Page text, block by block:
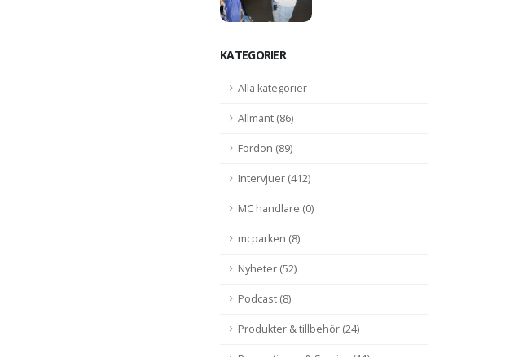
KATEGORIER
Alla kategorier
Allmänt (86)
Fordon (89)
Intervjuer (412)
MC handlare (0)
mcparken (8)
Nyheter (52)
Podcast (8)
Produkter & tillbehör (24)